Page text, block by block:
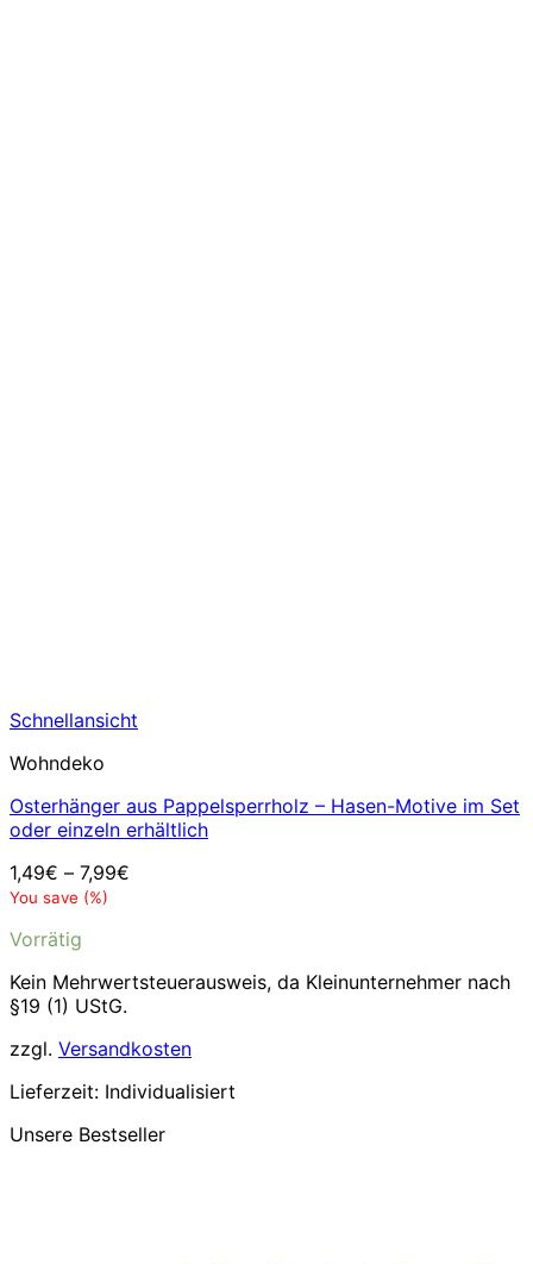
Schnellansicht
Wohndeko
Osterhänger aus Pappelsperrholz – Hasen-Motive im Set
oder einzeln erhältlich
1,49€ – 7,99€
You save (%)
Vorrätig
Kein Mehrwertsteuerausweis, da Kleinunternehmer nach
§19 (1) UStG.
zzgl. Versandkosten
Lieferzeit: Individualisiert
Unsere Bestseller